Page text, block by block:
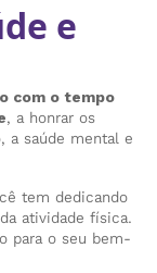
e
com o tempo
, a honrar os
a saúde mental e
tem dedicando
atividade física.
para o seu bem-